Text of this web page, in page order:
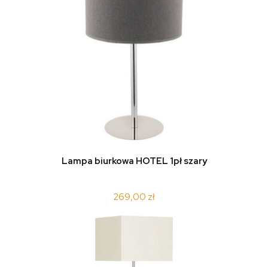
Lampa biurkowa HOTEL 1pł szary
269,00 zł